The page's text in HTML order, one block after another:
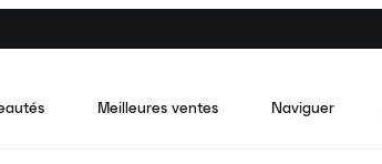
Meilleures ventes Naviguer